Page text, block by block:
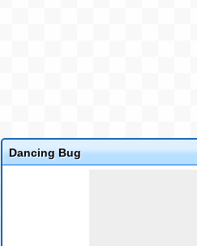
Dancing Bug